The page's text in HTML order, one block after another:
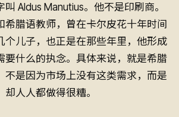
Aldus Manutius。他不是印刷商。
希腊语教师，曾在卡尔皮花十年时间
个儿子，也正是在那些年里，他形成
要什么的执念。具体来说，就是希腊
不是因为市场上没有这类需求，而是
人人都做得很糟。